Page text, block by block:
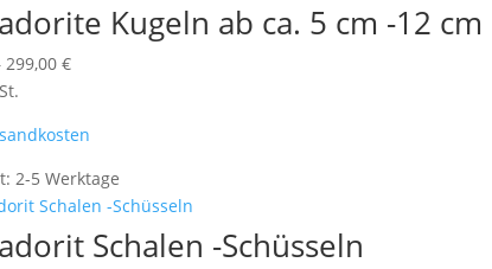
Kugeln ab ca. 5 cm -12 cm
299,00€
2-5 Werktage
Schalen -Schüsseln